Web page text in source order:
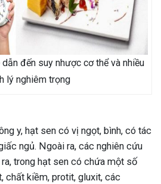
đến suy nhược cơ thể và nhiều
lý nghiêm trọng
y, hạt sen có vị ngọt, bình, có tác
ngủ. Ngoài ra, các nghiên cứu
trong hạt sen có chứa một số
chất kiềm, protit, gluxit, các